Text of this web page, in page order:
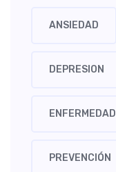
ANSIEDAD
DEPRESION
PREVENCIÓN